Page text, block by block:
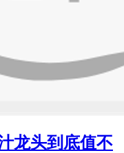
龙头到底值不